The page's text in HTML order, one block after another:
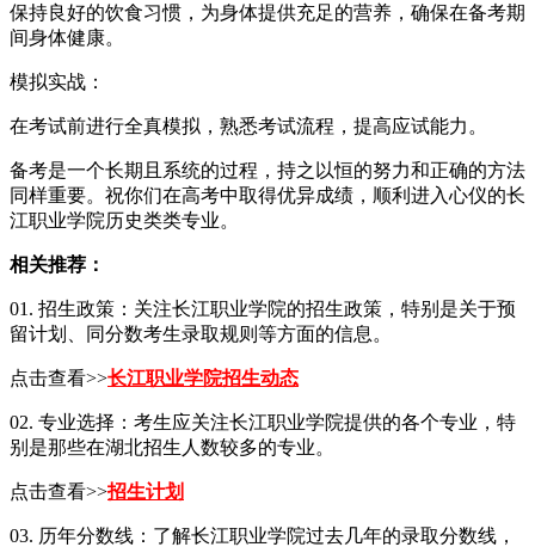
保持良好的饮食习惯，为身体提供充足的营养，确保在备考期
间身体健康。
模拟实战：
在考试前进行全真模拟，熟悉考试流程，提高应试能力。
备考是一个长期且系统的过程，持之以恒的努力和正确的方法
同样重要。祝你们在高考中取得优异成绩，顺利进入心仪的长
江职业学院历史类类专业。
相关推荐：
01. 招生政策：关注长江职业学院的招生政策，特别是关于预
留计划、同分数考生录取规则等方面的信息。
点击查看>>长江职业学院招生动态
02. 专业选择：考生应关注长江职业学院提供的各个专业，特
别是那些在湖北招生人数较多的专业。
点击查看>>招生计划
03. 历年分数线：了解长江职业学院过去几年的录取分数线，